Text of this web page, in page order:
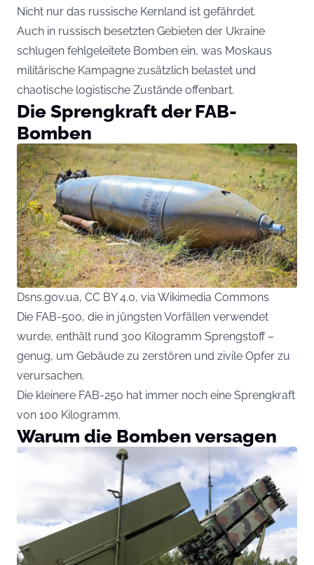
Nicht nur das russische Kernland ist gefährdet.
Auch in russisch besetzten Gebieten der Ukraine
schlugen fehlgeleitete Bomben ein, was Moskaus
militärische Kampagne zusätzlich belastet und
chaotische logistische Zustände offenbart.
Die Sprengkraft der FAB-
Bomben
Dsns.gov.ua, CC BY 4.0, via Wikimedia Commons
Die FAB-500, die in jüngsten Vorfällen verwendet
wurde, enthält rund 300 Kilogramm Sprengstoff –
genug, um Gebäude zu zerstören und zivile Opfer zu
verursachen.
Die kleinere FAB-250 hat immer noch eine Sprengkraft
von 100 Kilogramm.
Warum die Bomben versagen